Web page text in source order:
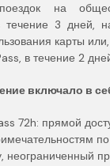
на
течение 3 дней,
карты
в течение 2
включало в
72h: прямой
неограниченный